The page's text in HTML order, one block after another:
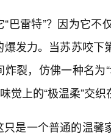
“巴雷特”？因为它
发力。当苏苏咬
裂，仿佛一种名
觉上的“极温柔”交
只是一个普通的温馨